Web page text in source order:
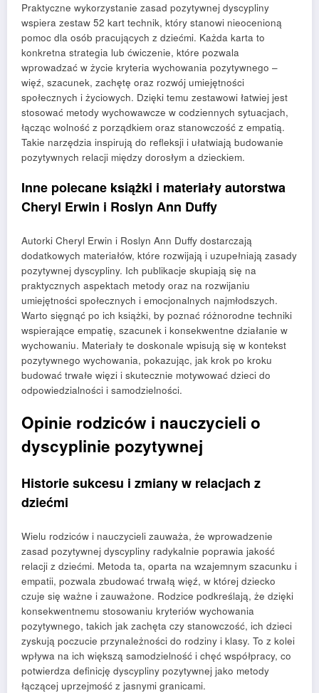
Praktyczne wykorzystanie zasad pozytywnej dyscypliny
wspiera zestaw 52 kart technik, który stanowi nieocenioną
pomoc dla osób pracujących z dziećmi. Każda karta to
konkretna strategia lub ćwiczenie, które pozwala
wprowadzać w życie kryteria wychowania pozytywnego –
więź, szacunek, zachętę oraz rozwój umiejętności
społecznych i życiowych. Dzięki temu zestawowi łatwiej jest
stosować metody wychowawcze w codziennych sytuacjach,
łącząc wolność z porządkiem oraz stanowczość z empatią.
Takie narzędzia inspirują do refleksji i ułatwiają budowanie
pozytywnych relacji między dorosłym a dzieckiem.
Inne polecane książki i materiały autorstwa
Cheryl Erwin i Roslyn Ann Duffy
Autorki Cheryl Erwin i Roslyn Ann Duffy dostarczają
dodatkowych materiałów, które rozwijają i uzupełniają zasady
pozytywnej dyscypliny. Ich publikacje skupiają się na
praktycznych aspektach metody oraz na rozwijaniu
umiejętności społecznych i emocjonalnych najmłodszych.
Warto sięgnąć po ich książki, by poznać różnorodne techniki
wspierające empatię, szacunek i konsekwentne działanie w
wychowaniu. Materiały te doskonale wpisują się w kontekst
pozytywnego wychowania, pokazując, jak krok po kroku
budować trwałe więzi i skutecznie motywować dzieci do
odpowiedzialności i samodzielności.
Opinie rodziców i nauczycieli o
dyscyplinie pozytywnej
Historie sukcesu i zmiany w relacjach z
dziećmi
Wielu rodziców i nauczycieli zauważa, że wprowadzenie
zasad pozytywnej dyscypliny radykalnie poprawia jakość
relacji z dziećmi. Metoda ta, oparta na wzajemnym szacunku i
empatii, pozwala zbudować trwałą więź, w której dziecko
czuje się ważne i zauważone. Rodzice podkreślają, że dzięki
konsekwentnemu stosowaniu kryteriów wychowania
pozytywnego, takich jak zachęta czy stanowczość, ich dzieci
zyskują poczucie przynależności do rodziny i klasy. To z kolei
wpływa na ich większą samodzielność i chęć współpracy, co
potwierdza definicję dyscypliny pozytywnej jako metody
łączącej uprzejmość z jasnymi granicami.